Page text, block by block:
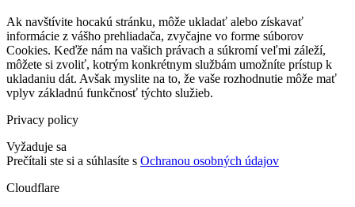
Ak navštívite hocakú stránku, môže ukladať alebo získavať
informácie z vášho prehliadača, zvyčajne vo forme súborov
Cookies. Keďže nám na vašich právach a súkromí veľmi záleží,
môžete si zvoliť, kotrým konkrétnym službám umožníte prístup k
ukladaniu dát. Avšak myslite na to, že vaše rozhodnutie môže mať
vplyv základnú funkčnosť týchto služieb.
Privacy policy
Vyžaduje sa
Prečítali ste si a súhlasíte s Ochranou osobných údajov
Cloudflare